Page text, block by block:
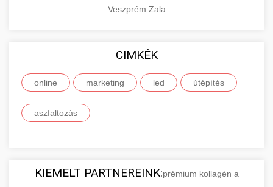
Veszprém Zala
CIMKÉK
online marketing led útépítés
aszfaltozás
KIEMELT PARTNEREINK:prémium kollagén a